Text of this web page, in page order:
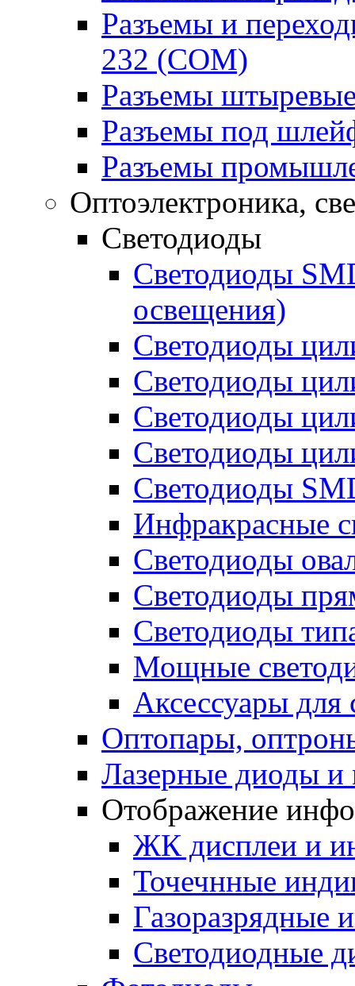
Разъемы и
232 (COM)
Разъемы
Разъемы под
Разъемы
Оптоэлектроника,
Светодиоды
Светодиоды
освещения)
Светодиоды
Светодиоды
Светодиоды
Светодиоды
Светодиоды
Инфракрасные
Светодиоды
Светодиоды
Светодиоды
Мощные
Аксессуары для
Оптопары,
Лазерные диоды и
Отображение
ЖК дисплеи и
Точечнные
Газоразрядные
Светодиодные